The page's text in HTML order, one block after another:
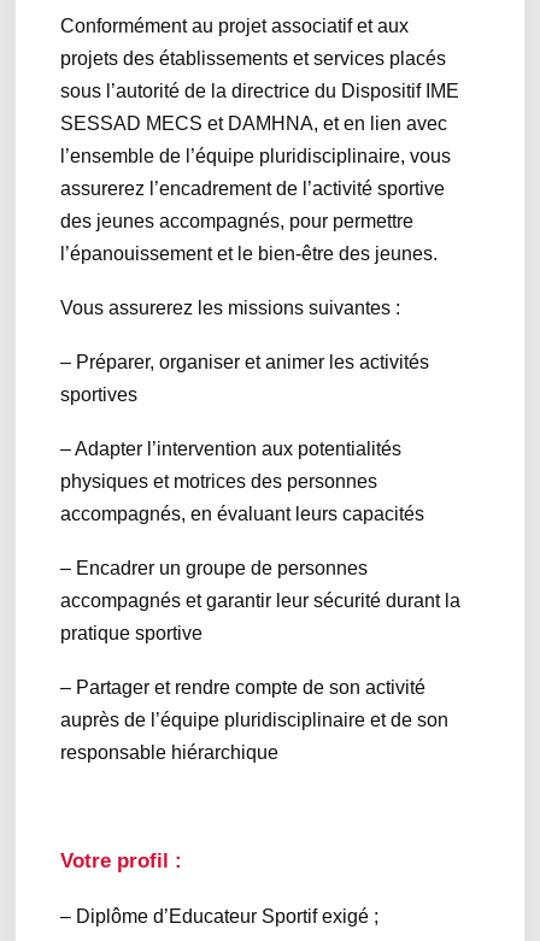
Conformément au projet associatif et aux
projets des établissements et services placés
sous l’autorité de la directrice du Dispositif IME
SESSAD MECS et DAMHNA, et en lien avec
l’ensemble de l’équipe pluridisciplinaire, vous
assurerez l’encadrement de l’activité sportive
des jeunes accompagnés, pour permettre
l’épanouissement et le bien-être des jeunes.
Vous assurerez les missions suivantes :
– Préparer, organiser et animer les activités
sportives
– Adapter l’intervention aux potentialités
physiques et motrices des personnes
accompagnés, en évaluant leurs capacités
– Encadrer un groupe de personnes
accompagnés et garantir leur sécurité durant la
pratique sportive
– Partager et rendre compte de son activité
auprès de l’équipe pluridisciplinaire et de son
responsable hiérarchique
Votre profil :
– Diplôme d’Educateur Sportif exigé ;